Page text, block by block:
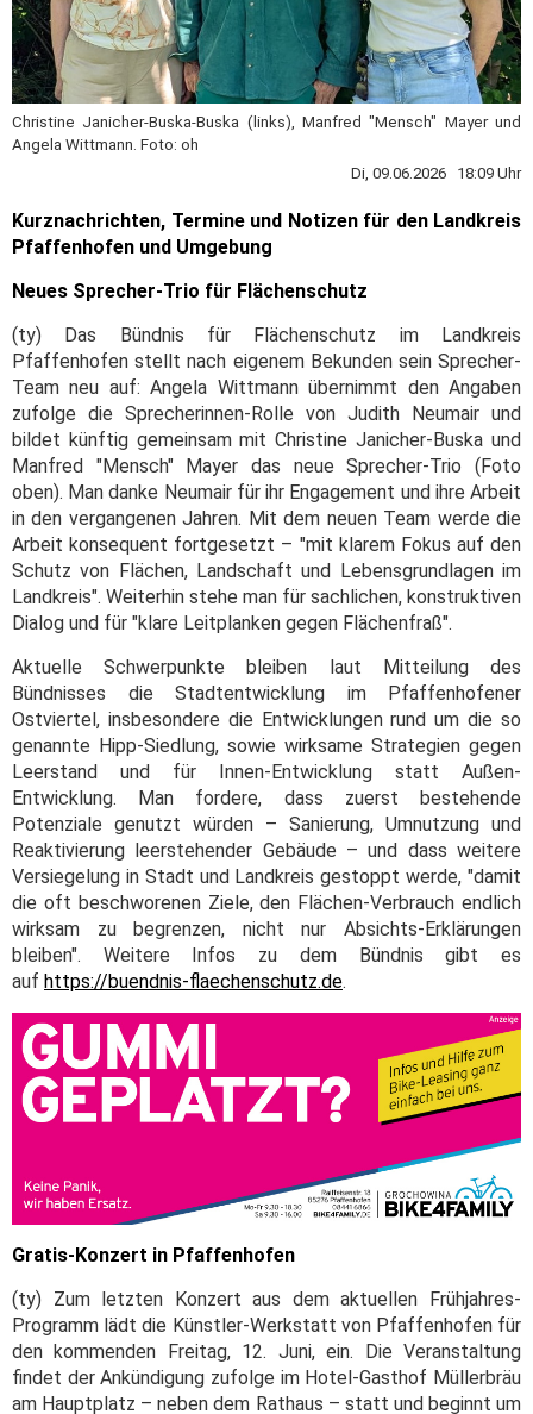
Christine Janicher-Buska-Buska (links), Manfred "Mensch" Mayer und
Angela Wittmann. Foto: oh
Di, 09.06.2026 18:09 Uhr
Kurznachrichten, Termine und Notizen für den Landkreis
Pfaffenhofen und Umgebung
Neues Sprecher-Trio für Flächenschutz
(ty) Das Bündnis für Flächenschutz im Landkreis
Pfaffenhofen stellt nach eigenem Bekunden sein Sprecher-
Team neu auf: Angela Wittmann übernimmt den Angaben
zufolge die Sprecherinnen-Rolle von Judith Neumair und
bildet künftig gemeinsam mit Christine Janicher-Buska und
Manfred "Mensch" Mayer das neue Sprecher-Trio (Foto
oben). Man danke Neumair für ihr Engagement und ihre Arbeit
in den vergangenen Jahren. Mit dem neuen Team werde die
Arbeit konsequent fortgesetzt – "mit klarem Fokus auf den
Schutz von Flächen, Landschaft und Lebensgrundlagen im
Landkreis". Weiterhin stehe man für sachlichen, konstruktiven
Dialog und für "klare Leitplanken gegen Flächenfraß".
Aktuelle Schwerpunkte bleiben laut Mitteilung des
Bündnisses die Stadtentwicklung im Pfaffenhofener
Ostviertel, insbesondere die Entwicklungen rund um die so
genannte Hipp-Siedlung, sowie wirksame Strategien gegen
Leerstand und für Innen-Entwicklung statt Außen-
Entwicklung. Man fordere, dass zuerst bestehende
Potenziale genutzt würden – Sanierung, Umnutzung und
Reaktivierung leerstehender Gebäude – und dass weitere
Versiegelung in Stadt und Landkreis gestoppt werde, "damit
die oft beschworenen Ziele, den Flächen-Verbrauch endlich
wirksam zu begrenzen, nicht nur Absichts-Erklärungen
bleiben". Weitere Infos zu dem Bündnis gibt es
auf https://buendnis-flaechenschutz.de.
Gratis-Konzert in Pfaffenhofen
(ty) Zum letzten Konzert aus dem aktuellen Frühjahres-
Programm lädt die Künstler-Werkstatt von Pfaffenhofen für
den kommenden Freitag, 12. Juni, ein. Die Veranstaltung
findet der Ankündigung zufolge im Hotel-Gasthof Müllerbräu
am Hauptplatz – neben dem Rathaus – statt und beginnt um